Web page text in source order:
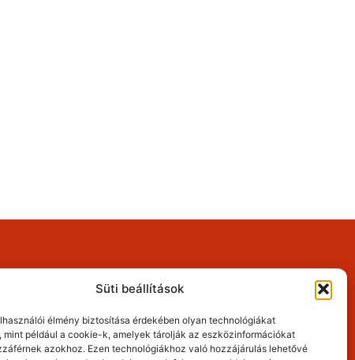
Süti beállítások
élmény biztosítása érdekében olyan technológiákat
mint például a cookie-k, amelyek tárolják az eszközinformációkat
azokhoz. Ezen technológiákhoz való hozzájárulás lehetővé
Cookie Policy